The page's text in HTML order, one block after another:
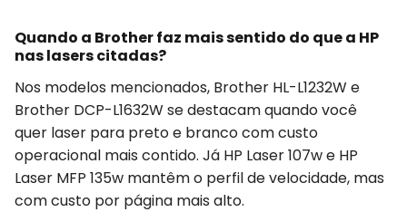
Quando a Brother faz mais sentido do que a HP
nas lasers citadas?
Nos modelos mencionados, Brother HL-L1232W e
Brother DCP-L1632W se destacam quando você
quer laser para preto e branco com custo
operacional mais contido. Já HP Laser 107w e HP
Laser MFP 135w mantêm o perfil de velocidade, mas
com custo por página mais alto.